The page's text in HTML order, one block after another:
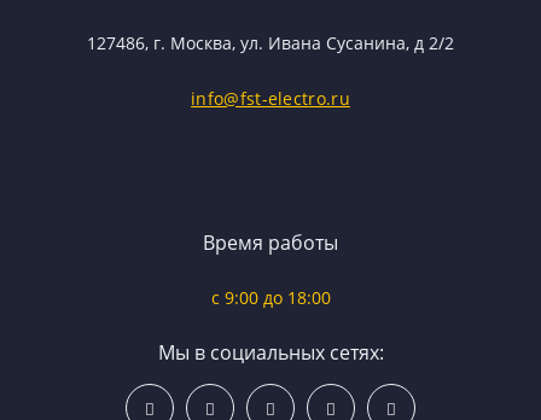
127486, г. Москва, ул. Ивана Сусанина, д 2/2
info@fst-electro.ru
Время работы
c 9:00 до 18:00
Мы в социальных сетях: